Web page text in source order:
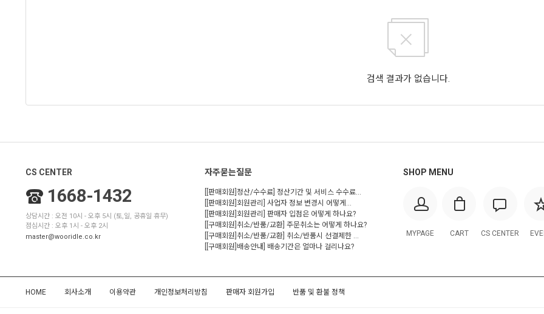
검색 결과가 없습니다.
CS CENTER
1668-1432
상담시간 : 오전 10시 - 오후 5시 (토,일, 공휴일 휴무)
점심시간 : 오후 1시 - 오후 2시
master@wooridle.co.kr
자주묻는질문
[[판매회원]정산/수수료] 정산기간 및 서비스 수수료...
[[판매회원]회원관리] 사업자 정보 변경시 어떻게...
[[판매회원]회원관리] 판매자 입점은 어떻게 하나요?
[[구매회원]취소/반품/교환] 주문취소는 어떻게 하나요?
[[구매회원]취소/반품/교환] 취소/반품시 선결제한 ...
[[구매회원]배송안내] 배송기간은 얼마나 걸리나요?
SHOP MENU
MYPAGE CART CS CENTER
HOME 회사소개 이용약관 개인정보처리방침 판매자 회원가입 반품 및 환불 정책